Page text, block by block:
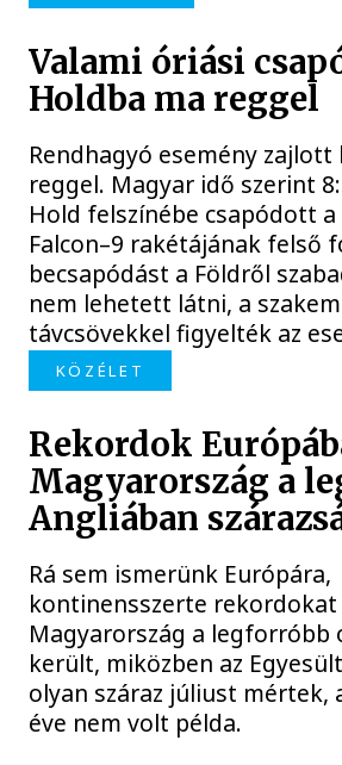
Valami óriási
Holdba ma reggel
Rendhagyó esemény zajlott
reggel. Magyar idő szerint
Hold felszínébe csapódott a
Falcon–9 rakétájának felső
becsapódást a Földről
nem lehetett látni, a
távcsövekkel figyelték az
KÖZÉLET
Rekordok
Magyarország a
Angliában
Rá sem ismerünk Európára,
kontinensszerte
Magyarország a legforróbb
került, miközben az
olyan száraz júliust mértek,
éve nem volt példa.